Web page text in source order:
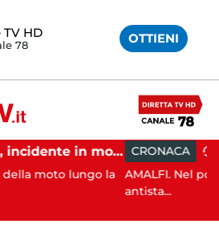
TV HD
78 OTTIENI
Castellabate, incidente in moto: 27enne in ospedale
la
CRONACA 21:53
AMALFI. Nel pomeriggio